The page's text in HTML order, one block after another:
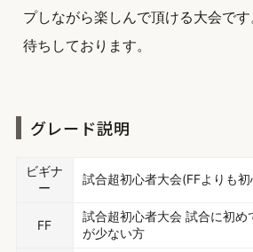
プしながら楽しんで頂ける大会で
待ちしております。
グレード説明
ビギナ
ー
試合超初心者大会(FFよりも
FF
試合超初心者大会 試合に初め
が少ない方